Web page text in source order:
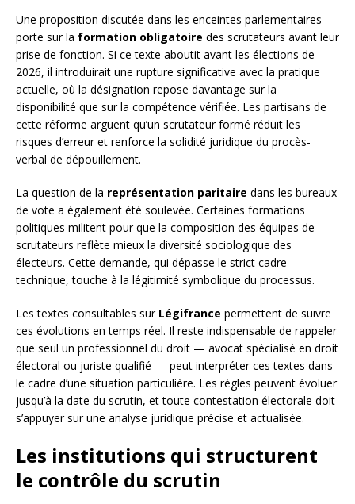
Une proposition discutée dans les enceintes parlementaires
porte sur la formation obligatoire des scrutateurs avant leur
prise de fonction. Si ce texte aboutit avant les élections de
2026, il introduirait une rupture significative avec la pratique
actuelle, où la désignation repose davantage sur la
disponibilité que sur la compétence vérifiée. Les partisans de
cette réforme arguent qu’un scrutateur formé réduit les
risques d’erreur et renforce la solidité juridique du procès-
verbal de dépouillement.
La question de la représentation paritaire dans les bureaux
de vote a également été soulevée. Certaines formations
politiques militent pour que la composition des équipes de
scrutateurs reflète mieux la diversité sociologique des
électeurs. Cette demande, qui dépasse le strict cadre
technique, touche à la légitimité symbolique du processus.
Les textes consultables sur Légifrance permettent de suivre
ces évolutions en temps réel. Il reste indispensable de rappeler
que seul un professionnel du droit — avocat spécialisé en droit
électoral ou juriste qualifié — peut interpréter ces textes dans
le cadre d’une situation particulière. Les règles peuvent évoluer
jusqu’à la date du scrutin, et toute contestation électorale doit
s’appuyer sur une analyse juridique précise et actualisée.
Les institutions qui structurent
le contrôle du scrutin